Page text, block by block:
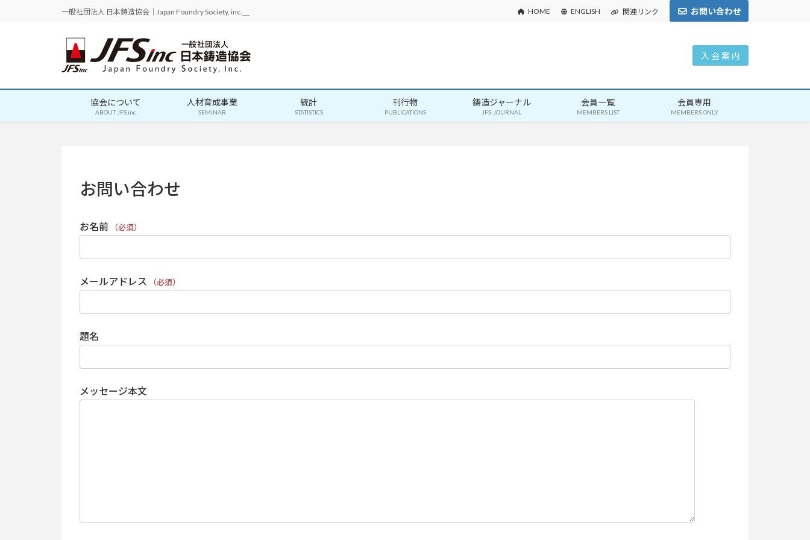
一般社団法人 日本鋳造協会｜Japan Foundry Society, inc.＿ HOME ENGLISH 関連リンク お問い合わせ
入 会 案 内
協会について
ABOUT JFS inc.
人材育成事業
SEMINAR
統計
STATISTICS
刊行物
PUBLICATIONS
鋳造ジャーナル
JFS-JOURNAL
会員一覧
MEMBERS LIST
会員専用
MEMBERS ONLY
お問い合わせ
お名前 （必須）
メールアドレス （必須）
題名
メッセージ本文